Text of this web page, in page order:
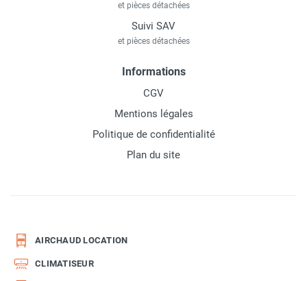
et pièces détachées
Suivi SAV
et pièces détachées
Informations
CGV
Mentions légales
Politique de confidentialité
Plan du site
AIRCHAUD LOCATION
CLIMATISEUR